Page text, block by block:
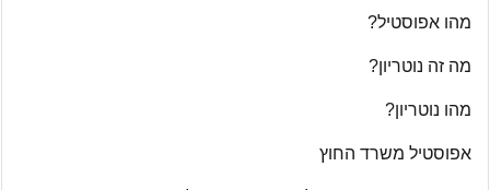
מהו אפוסטיל?
מה זה נוטריון?
מהו נוטריון?
אפוסטיל משרד החוץ